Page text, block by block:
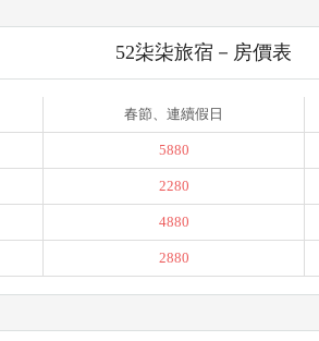
52柒柒旅宿－房價表
春節、連續假日
5880
2280
4880
2880